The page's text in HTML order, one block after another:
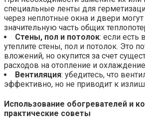
специальные ленты для
через неплотные окна и двери могут
значительную часть общих
Стены, пол и потолок: если есть
утеплите стены, пол и потолок. Это
вложений, но окупится за счет
расходов на отопление и
Вентиляция: убедитесь, что
эффективно, но не приводит к
Использование обогревателей и
практические советы